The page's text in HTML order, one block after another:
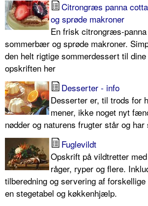
Citrongræs panna
og sprøde makroner
En frisk citrongræs-
sommerbær og sprøde makroner.
den helt rigtige sommerdessert til
opskriften her
Desserter - info
Desserter er, til trods for
mener, ikke noget nyt
nødder og naturens frugter står og har
Fuglevildt
Opskrift på vildtretter
råger, ryper og flere.
tilberedning og servering af
en stegetabel og køkkenhjælp.